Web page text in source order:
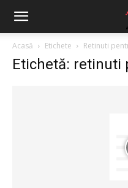
Acasă Etichete Retinuti
Etichetă: